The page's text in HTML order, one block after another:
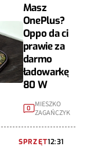
Masz
OnePlus?
Oppo da ci
prawie za
darmo
ładowarkę
80 W
0 MIESZKO
ZAGAŃCZYK
SPRZĘT12:31